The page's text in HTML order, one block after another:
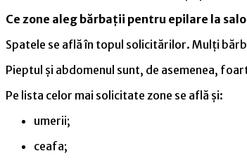
Ce zone aleg bărbații pentru epilare la
Spatele se află în topul solicitărilor. Mulți
Pieptul și abdomenul sunt, de asemenea,
Pe lista celor mai solicitate zone se află și:
umerii;
ceafa;